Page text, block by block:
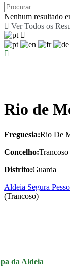
Nenhum resultado
Ver Todos os
Rio de
Freguesia:Rio De
Concelho:Trancoso
Distrito:Guarda
Aldeia Segura
(Trancoso)
da Aldeia